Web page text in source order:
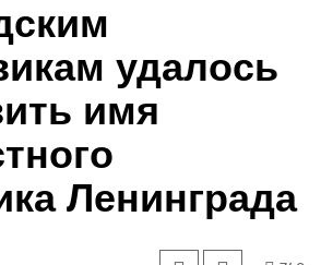
удалось
имя
Ленинграда